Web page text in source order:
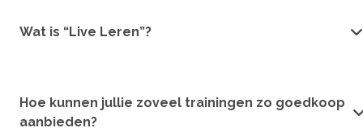
Wat is “Live Leren”?
Hoe kunnen jullie zoveel trainingen zo goedkoop
aanbieden?